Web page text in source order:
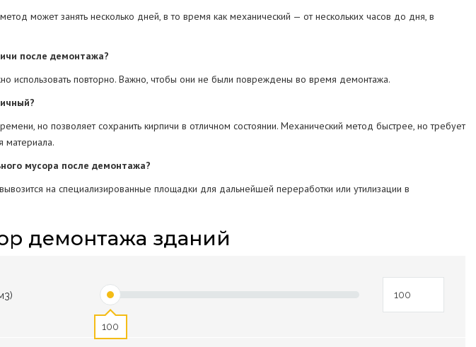
может занять несколько дней, в то время как механический — от нескольких часов до дня, в
после демонтажа?
использовать повторно. Важно, чтобы они не были повреждены во время демонтажа.
но позволяет сохранить кирпичи в отличном состоянии. Механический метод быстрее, но требует
материала.
мусора после демонтажа?
на специализированные площадки для дальнейшей переработки или утилизации в
демонтажа зданий
100